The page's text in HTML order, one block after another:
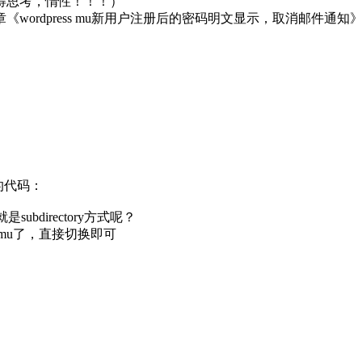
wordpress mu新用户注册后的密码明文显示，取消邮件通知》
码：
subdirectory方式呢？
了，直接切换即可